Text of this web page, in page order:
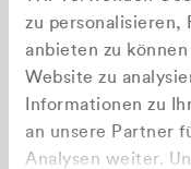
zu personalisieren,
anbieten zu
Website zu
Informationen zu
an unsere Partner
Analysen weiter.